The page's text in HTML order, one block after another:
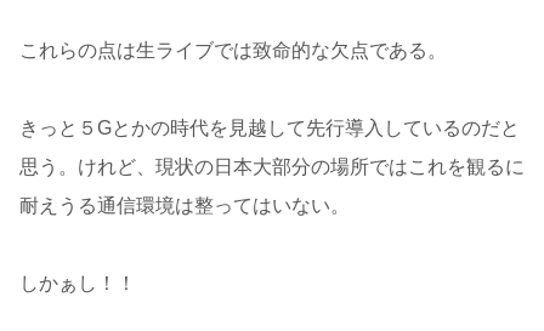
これらの点は生ライブでは致命的な欠点である。
きっと５Gとかの時代を見越して先行導入しているのだと
思う。けれど、現状の日本大部分の場所ではこれを観るに
耐えうる通信環境は整ってはいない。
しかぁし！！